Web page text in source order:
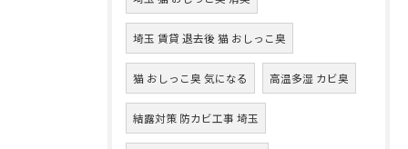
埼玉 賃貸 退去後 猫 おしっこ臭
猫 おしっこ臭 気になる 高温多湿 カビ臭
結露対策 防カビ工事 埼玉